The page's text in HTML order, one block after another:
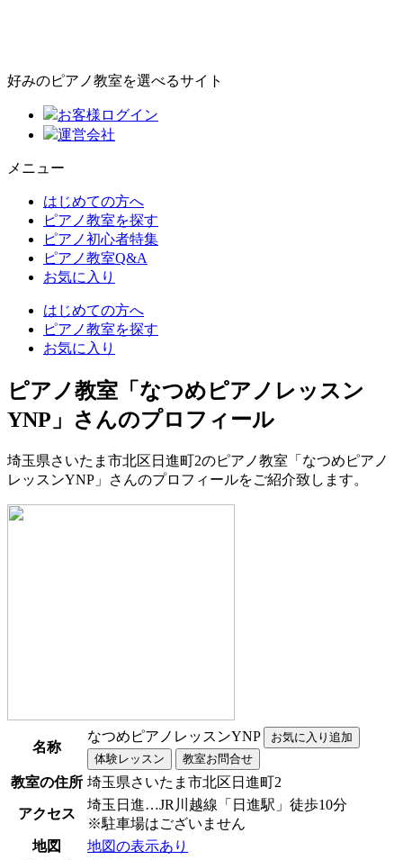
好みのピアノ教室を選べるサイト
お客様ログイン
運営会社
メニュー
はじめての方へ
ピアノ教室を探す
ピアノ初心者特集
ピアノ教室Q&A
お気に入り
はじめての方へ
ピアノ教室を探す
お気に入り
ピアノ教室「なつめピアノレッスン
YNP」さんのプロフィール
埼玉県さいたま市北区日進町2のピアノ教室「なつめピアノ
レッスンYNP」さんのプロフィールをご紹介致します。
名称
なつめピアノレッスンYNP
教室の住所 埼玉県さいたま市北区日進町2
アクセス
埼玉日進…JR川越線「日進駅」徒歩10分
※駐車場はございません
地図
地図の表示あり